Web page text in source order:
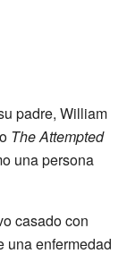
padre, William
The Attempted
una persona
casado con
una enfermedad